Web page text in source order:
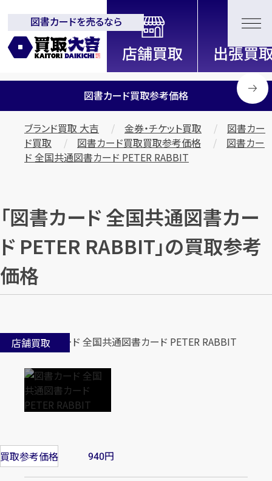
全国2200店舗以上展開中！
信頼と実績の買取専門店「買取大
吉」
図書カードを売るなら
図書カード買取参考価格
ブランド買取 大吉 金券・チケット買取
図書カー
ド買取
図書カード買取買取参考価格
図書カー
ド 全国共通図書カード PETER RABBIT
「図書カード 全国共通図書カー
ド PETER RABBIT」の買取参考
価格
店舗買取
買取参考価格 940円